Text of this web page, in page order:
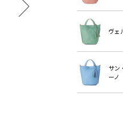
ヴェ
サン
ーノ